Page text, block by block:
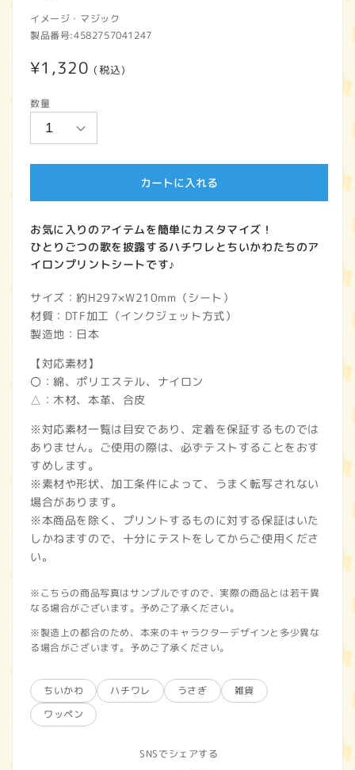
イメージ・マジック
製品番号:4582757041247
通
価
格
¥1,320 (税込)
数量
カートに入れる
お気に入りのアイテムを簡単にカスタマイズ！
ひとりごつの歌を披露するハチワレとちいかわたちのア
イロンプリントシートです♪
サイズ：約H297×W210mm（シート）
材質：DTF加工（インクジェット方式）
製造地：日本
【対応素材】
〇：綿、ポリエステル、ナイロン
△：木材、本革、合皮
※対応素材一覧は目安であり、定着を保証するものでは
ありません。ご使用の際は、必ずテストすることをおす
すめします。
※素材や形状、加工条件によって、うまく転写されない
場合があります。
※本商品を除く、プリントするものに対する保証はいた
しかねますので、十分にテストをしてからご使用くださ
い。
※こちらの商品写真はサンプルですので、実際の商品とは若干異
なる場合がございます。予めご了承ください。
※製造上の都合のため、本来のキャラクターデザインと多少異な
る場合がございます。予めご了承ください。
ちいかわ ハチワレ うさぎ
雑貨
ワッペン
SNSでシェアする